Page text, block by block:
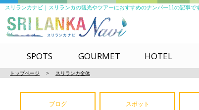
スリランカナビ｜スリランカの観光やツアーにおすすめのナンバー11の記事
SPOTS GOURMET HOTEL
トップページ > スリランカ全体
ブログ スポット